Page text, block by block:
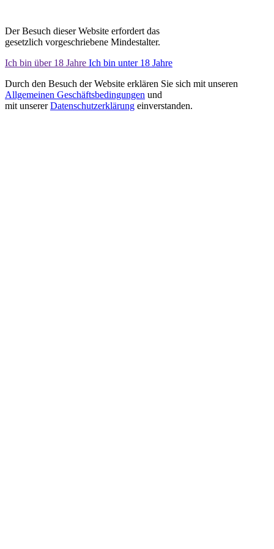
Der Besuch dieser Website erfordert das
gesetzlich vorgeschriebene Mindestalter.
Ich bin über 18 Jahre Ich bin unter 18 Jahre
Durch den Besuch der Website erklären Sie sich mit unseren
Allgemeinen Geschäftsbedingungen und
mit unsererDatenschutzerklärung einverstanden.